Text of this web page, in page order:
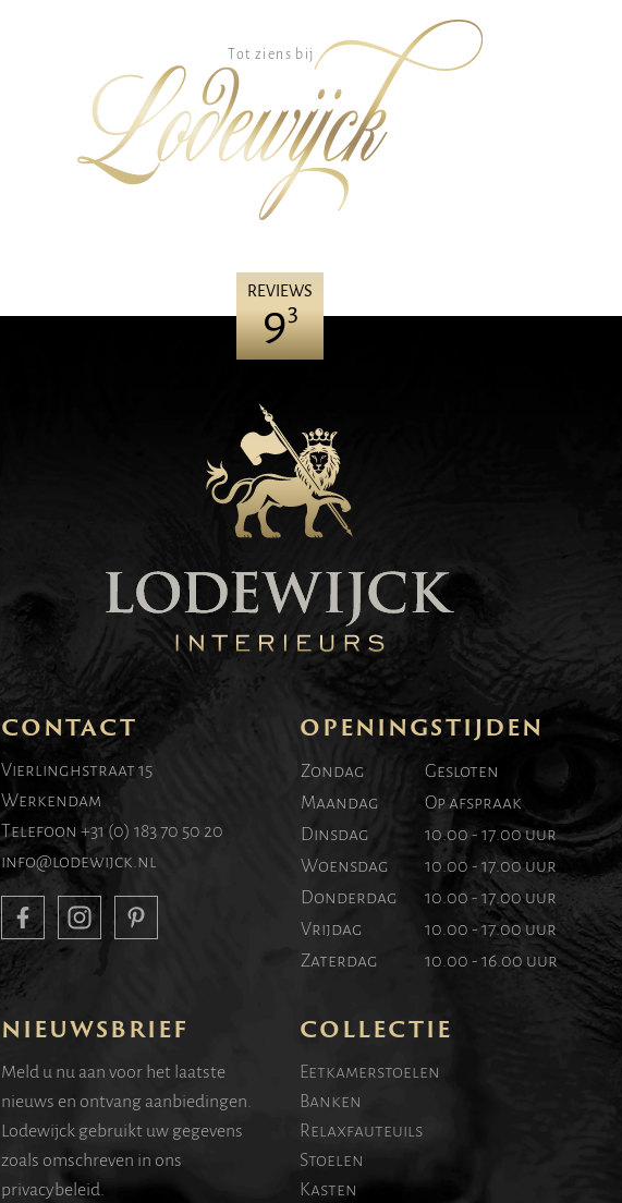
Tot ziens bij
REVIEWS
93
CONTACT
Vierlinghstraat 15
Werkendam
Telefoon +31 (0) 183 70 50 20
info@lodewijck.nl
OPENINGSTIJDEN
Zondag
Gesloten
Maandag
Op afspraak
Dinsdag
10.00 - 17.00 uur
Woensdag
10.00 - 17.00 uur
Donderdag
10.00 - 17.00 uur
Vrijdag
10.00 - 17.00 uur
Zaterdag
10.00 - 16.00 uur
NIEUWSBRIEF
Meld u nu aan voor het laatste
nieuws en ontvang aanbiedingen.
Lodewijck gebruikt uw gegevens
zoals omschreven in ons
privacybeleid.
COLLECTIE
Eetkamerstoelen
Banken
Relaxfauteuils
Stoelen
Kasten